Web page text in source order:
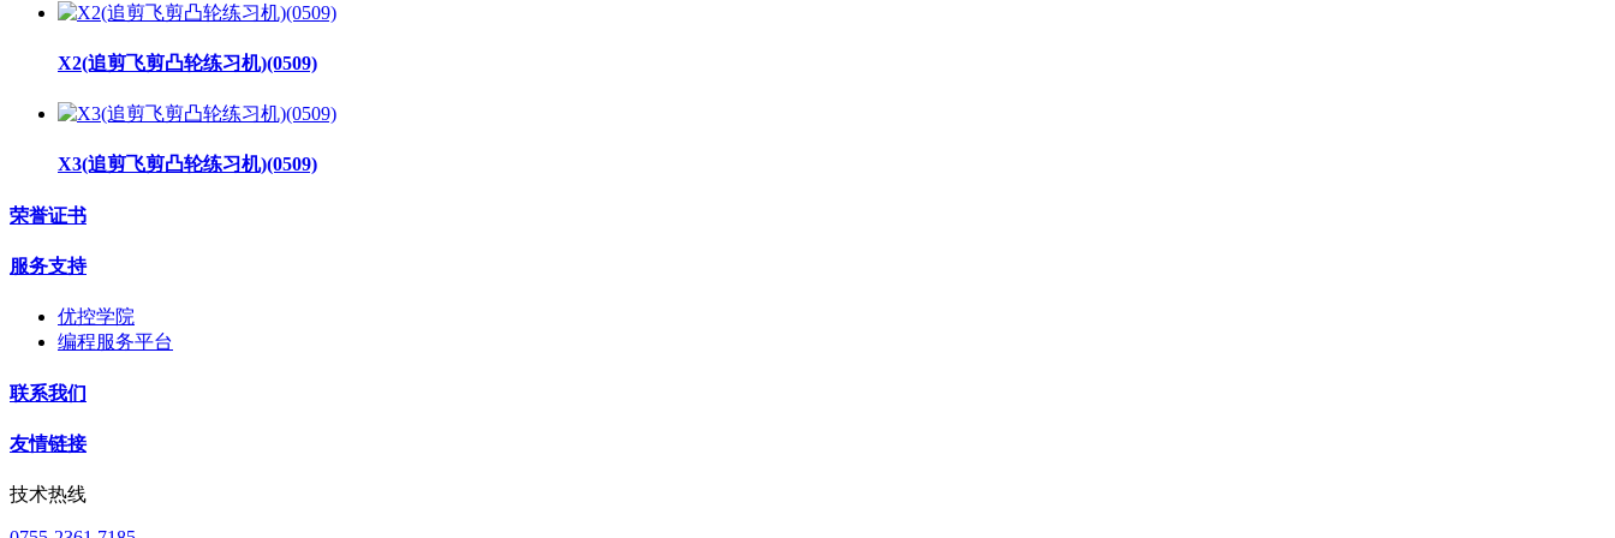
X2(追剪飞剪凸轮练习机)(0509)
X3(追剪飞剪凸轮练习机)(0509)
荣誉证书
服务支持
优控学院
编程服务平台
联系我们
友情链接
技术热线